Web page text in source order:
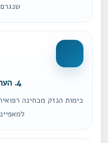
4. הערכת נזק
כימות הנזק מבחינה